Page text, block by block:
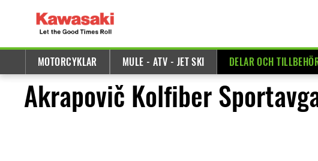
MOTORCYKLAR MULE - ATV - JET SKI DELAR OCH
Akrapovič Kolfiber